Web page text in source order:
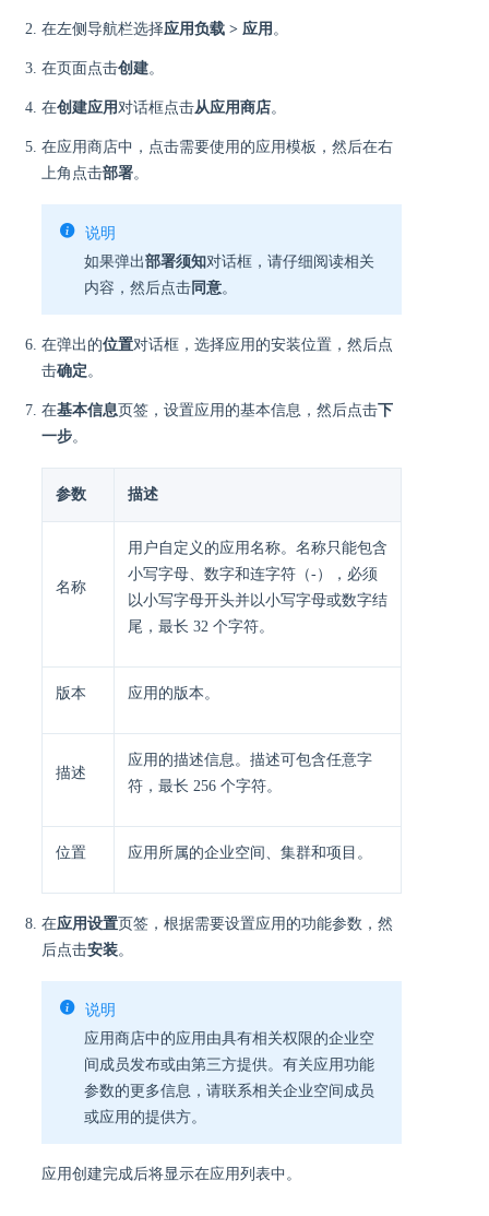
在左侧导航栏选择应用负载 > 应用 。
在页面点击创建。
在创建应用对话框点击从应用商店。
在应用商店中，点击需要使用的应用模板，然后在右
上角点击部署。
说明
如果弹出部署须知对话框，请仔细阅读相关
内容，然后点击 同意。
在弹出的位置对话框，选择应用的安装位置，然后点
击确定。
在基本信息页签，设置应用的基本信息，然后点击下
一步。
参数 描述
名称
用户自定义的应用名称。名称只能包含
小写字母、数字和连字符（-），必须
以小写字母开头并以小写字母或数字结
尾，最长 32 个字符。
版本 应用的版本。
描述
应用的描述信息。描述可包含任意字
符，最长 256 个字符。
位置 应用所属的企业空间、集群和项目。
在应用设置页签，根据需要设置应用的功能参数，然
后点击安装。
说明
应用商店中的应用由具有相关权限的企业空
间成员发布或由第三方提供。有关应用功能
参数的更多信息，请联系相关企业空间成员
或应用的提供方。
应用创建完成后将显示在应用列表中。